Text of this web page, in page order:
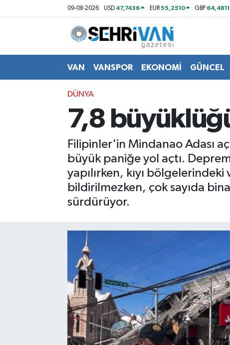
09-08-2026 USD 47,7436 EUR55,2510 GBP 64,4811
VAN VANSPOR EKONOMİ GÜNCEL
DÜNYA
7,8
Filipinler'in Mindanao Adası
büyük paniğe yol açtı.
yapılırken, kıyı
bildirilmezken, çok sayıda
sürdürüyor.
Van Nöbetçi Eczaneler
Van Hava Durumu
VAN Namaz Vakitleri
Van Trafik Yoğunluk Haritası
Süper Lig Puan Durumu ve Fikstür
Tüm Manşetler
Son Dakika Haberleri